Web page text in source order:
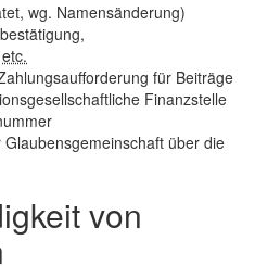
wg. Namensänderung)
etc.
für Beiträge
Finanzstelle
über die
von